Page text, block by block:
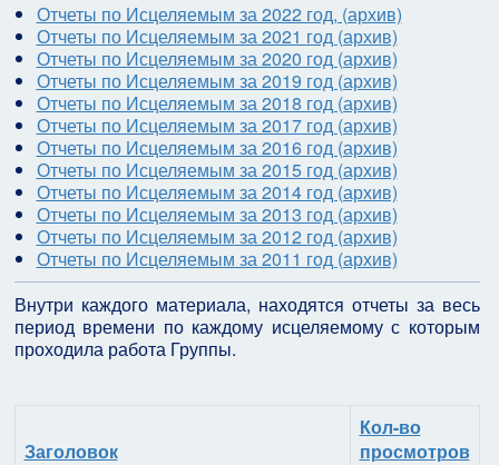
Отчеты по Исцеляемым за 2022 год, (архив)
Отчеты по Исцеляемым за 2021 год (архив)
Отчеты по Исцеляемым за 2020 год (архив)
Отчеты по Исцеляемым за 2019 год (архив)
Отчеты по Исцеляемым за 2018 год (архив)
Отчеты по Исцеляемым за 2017 год (архив)
Отчеты по Исцеляемым за 2016 год (архив)
Отчеты по Исцеляемым за 2015 год (архив)
Отчеты по Исцеляемым за 2014 год (архив)
Отчеты по Исцеляемым за 2013 год (архив)
Отчеты по Исцеляемым за 2012 год (архив)
Отчеты по Исцеляемым за 2011 год (архив)
Внутри каждого материала, находятся отчеты за весь
период времени по каждому исцеляемому с которым
проходила работа Группы.
Заголовок
Кол-во
просмотров